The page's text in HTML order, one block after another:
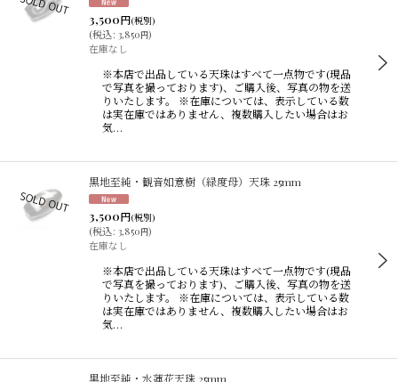
3,500円(税別)
(税込: 3,850円)
在庫なし
※本店で出品している天珠はすべて一点物です(現品
で写真を撮っております)、ご購入後、写真の物を送
りいたします。 ※在庫については、表示している数
は実在庫ではありません、複数購入したい場合はお
気…
黒地至純・観音如意樹（緑度母）天珠 25mm
3,500円(税別)
(税込: 3,850円)
在庫なし
※本店で出品している天珠はすべて一点物です(現品
で写真を撮っております)、ご購入後、写真の物を送
りいたします。 ※在庫については、表示している数
は実在庫ではありません、複数購入したい場合はお
気…
黒地至純・水蓮花天珠 25mm